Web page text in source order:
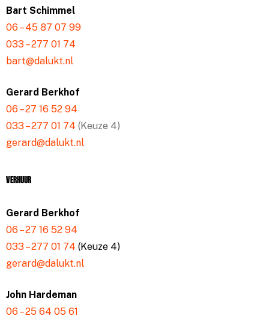
Bart Schimmel
06 – 45 87 07 99
033 – 277 01 74
bart@dalukt.nl
Gerard Berkhof
06 – 27 16 52 94
033 – 277 01 74 (Keuze 4)
gerard@dalukt.nl
Verhuur
Gerard Berkhof
06 – 27 16 52 94
033 – 277 01 74 (Keuze 4)
gerard@dalukt.nl
John Hardeman
06 – 25 64 05 61